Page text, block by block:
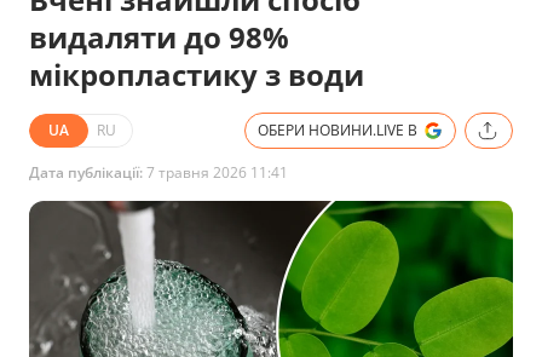
видаляти до 98%
мікропластику з води
UA RU ОБЕРИ НОВИНИ.LIVE В
Дата публікації:7 травня 2026 11:41